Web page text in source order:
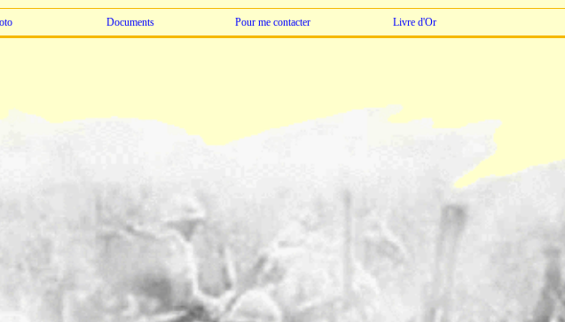
Documents Pour me contacter Livre d'Or